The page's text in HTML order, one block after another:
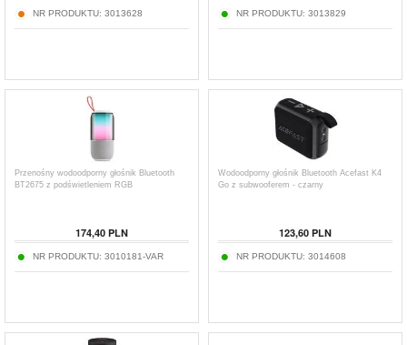
NR PRODUKTU: 3013628 NR PRODUKTU: 3013829
Przenośny wodoodporny głośnik Bluetooth
BT2675 z podświetleniem RGB
174,40 PLN
NR PRODUKTU: 3010181-VAR
Wodoodporny głośnik Bluetooth Acefast K4
Go z subwooferem - czarny
123,60 PLN
NR PRODUKTU: 3014608